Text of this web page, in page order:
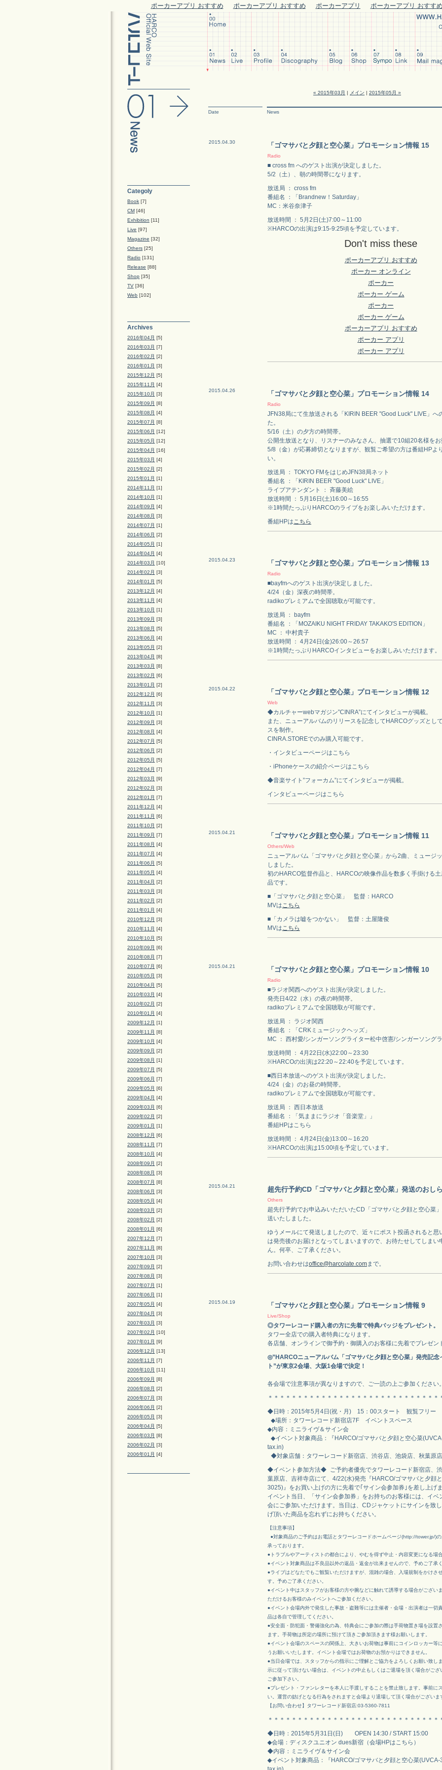
ポーカーアプリ おすすめ ポーカーアプリ おすすめ ポーカーアプリ ポーカーアプリ おすすめ
Categoly
Book [7]
CM [46]
Exhibition [11]
Live [97]
Magazine [32]
Others [25]
Radio [131]
Release [88]
Shop [35]
TV [36]
Web [102]
Archives
2016年04月 [5]
2016年03月 [7]
2016年02月 [2]
2016年01月 [3]
2015年12月 [5]
2015年11月 [4]
2015年10月 [3]
2015年09月 [8]
2015年08月 [4]
2015年07月 [8]
2015年06月 [12]
2015年05月 [12]
2015年04月 [16]
2015年03月 [4]
2015年02月 [2]
2015年01月 [1]
2014年11月 [1]
2014年10月 [1]
2014年09月 [4]
2014年08月 [3]
2014年07月 [1]
2014年06月 [2]
2014年05月 [1]
2014年04月 [4]
2014年03月 [10]
2014年02月 [3]
2014年01月 [5]
2013年12月 [4]
2013年11月 [4]
2013年10月 [1]
2013年09月 [3]
2013年08月 [5]
2013年06月 [4]
2013年05月 [2]
2013年04月 [8]
2013年03月 [8]
2013年02月 [6]
2013年01月 [2]
2012年12月 [6]
2012年11月 [3]
2012年10月 [1]
2012年09月 [3]
2012年08月 [4]
2012年07月 [5]
2012年06月 [2]
2012年05月 [5]
2012年04月 [7]
2012年03月 [9]
2012年02月 [3]
2012年01月 [7]
2011年12月 [4]
2011年11月 [6]
2011年10月 [2]
2011年09月 [7]
2011年08月 [4]
2011年07月 [4]
2011年06月 [5]
2011年05月 [4]
2011年04月 [2]
2011年03月 [3]
2011年02月 [2]
2011年01月 [4]
2010年12月 [3]
2010年11月 [4]
2010年10月 [5]
2010年09月 [6]
2010年08月 [7]
2010年07月 [6]
2010年05月 [3]
2010年04月 [5]
2010年03月 [4]
2010年02月 [2]
2010年01月 [4]
2009年12月 [1]
2009年11月 [8]
2009年10月 [4]
2009年09月 [2]
2009年08月 [1]
2009年07月 [5]
2009年06月 [7]
2009年05月 [6]
2009年04月 [4]
2009年03月 [6]
2009年02月 [2]
2009年01月 [1]
2008年12月 [6]
2008年11月 [7]
2008年10月 [4]
2008年09月 [2]
2008年08月 [3]
2008年07月 [8]
2008年06月 [3]
2008年05月 [4]
2008年03月 [2]
2008年02月 [2]
2008年01月 [6]
2007年12月 [7]
2007年11月 [8]
2007年10月 [3]
2007年09月 [2]
2007年08月 [3]
2007年07月 [1]
2007年06月 [1]
2007年05月 [4]
2007年04月 [3]
2007年03月 [3]
2007年02月 [10]
2007年01月 [9]
2006年12月 [13]
2006年11月 [7]
2006年10月 [11]
2006年09月 [8]
2006年08月 [2]
2006年07月 [3]
2006年06月 [2]
2006年05月 [3]
2006年04月 [5]
2006年03月 [8]
2006年02月 [3]
2006年01月 [4]
« 2015年03月 | メイン | 2015年05月 »
Date News
2015.04.30 「ゴマサバと夕顔と空心菜」プロモーション情報 15
Radio
■ cross fm へのゲスト出演が決定しました。
5/2（土）、朝の時間帯になります。
放送局 ： cross fm
番組名 ：「Brandnew！Saturday」
MC：米谷奈津子
放送時間 ： 5月2日(土)7:00～11:00
※HARCOの出演は9:15-9:25頃を予定しています。
Don't miss these
ポーカーアプリ おすすめ
ポーカー オンライン
ポーカー
ポーカー ゲーム
ポーカー
ポーカー ゲーム
ポーカーアプリ おすすめ
ポーカー アプリ
ポーカー アプリ
2015.04.26 「ゴマサバと夕顔と空心菜」プロモーション情報 14
Radio
JFN38局にて生放送される「KIRIN BEER "Good Luck" LIVE」へ
た。
5/16（土）の夕方の時間帯。
公開生放送となり、リスナーのみなさん、抽選で10組20名様をお
5/8（金）が応募締切となりますが、観覧ご希望の方は番組HPよ
い。
放送局 ： TOKYO FMをはじめJFN38局ネット
番組名 ：「KIRIN BEER "Good Luck" LIVE」
ライブアテンダント ： 斉藤美絵
放送時間 ： 5月16日(土)16:00～16:55
※1時間たっぷりHARCOのライブをお楽しみいただけます。
番組HPはこちら
2015.04.23 「ゴマサバと夕顔と空心菜」プロモーション情報 13
Radio
■bayfmへのゲスト出演が決定しました。
4/24（金）深夜の時間帯。
radikoプレミアムで全国聴取が可能です。
放送局 ： bayfm
番組名 ：「MOZAIKU NIGHT FRIDAY TAKAKO'S EDITION」
MC ： 中村貴子
放送時間 ： 4月24日(金)26:00～26:57
※1時間たっぷりHARCOインタビューをお楽しみいただけます。
2015.04.22 「ゴマサバと夕顔と空心菜」プロモーション情報 12
Web
◆カルチャーwebマガジン”CINRA”にてインタビューが掲載。
また、ニューアルバムのリリースを記念してHARCOグッズとし
スを制作。
CINRA.STOREでのみ購入可能です。
・インタビューページはこちら
・iPhoneケースの紹介ページはこちら
◆音楽サイト”フォーカム”にてインタビューが掲載。
インタビューページはこちら
2015.04.21 「ゴマサバと夕顔と空心菜」プロモーション情報 11
Others/Web
ニューアルバム「ゴマサバと夕顔と空心菜」から2曲、ミュージ
しました。
初のHARCO監督作品と、HARCOの映像作品を数多く手掛ける
品です。
■「ゴマサバと夕顔と空心菜」 監督：HARCO
MVはこちら
■「カメラは嘘をつかない」 監督：土屋隆俊
MVはこちら
2015.04.21 「ゴマサバと夕顔と空心菜」プロモーション情報 10
Radio
■ラジオ関西へのゲスト出演が決定しました。
発売日4/22（水）の夜の時間帯。
radikoプレミアムで全国聴取が可能です。
放送局 ： ラジオ関西
番組名 ：「CRKミュージックヘッズ」
MC ： 西村愛/シンガーソングライター松中啓憲/シンガーソン
放送時間 ： 4月22日(水)22:00～23:30
※HARCOの出演は22:20～22:40を予定しています。
■西日本放送へのゲスト出演が決定しました。
4/24（金）のお昼の時間帯。
radikoプレミアムで全国聴取が可能です。
放送局 ： 西日本放送
番組名 ：「気ままにラジオ「音楽堂」」
番組HPはこちら
放送時間 ： 4月24日(金)13:00～16:20
※HARCOの出演は15:00頃を予定しています。
2015.04.21 超先行予約CD「ゴマサバと夕顔と空心菜」発送のおし
Others
超先行予約でお申込みいただいたCD「ゴマサバと夕顔と空心菜
送いたしました。
ゆうメールにて発送しましたので、近々にポスト投函されると思
は発売後のお届けとなってしまいますので、お待たせしてしまい
ん。何卒、ご了承ください。
お問い合わせはoffice@harcolate.comまで。
2015.04.19 「ゴマサバと夕顔と空心菜」プロモーション情報 9
Live/Shop
◎タワーレコード購入者の方に先着で特典バッジをプレゼント。
タワー全店での購入者特典になります。
各店舗、オンラインで御予約・御購入のお客様に先着でプレゼン
◎”HARCOニューアルバム「ゴマサバと夕顔と空心菜」発売記念
ト”が東京2会場、大阪1会場で決定！
各会場で注意事項が異なりますので、ご一読の上ご参加ください。
＊＊＊＊＊＊＊＊＊＊＊＊＊＊＊＊＊＊＊＊＊＊＊＊＊＊＊＊＊
◆日時：2015年5月4日(祝・月) 15：00スタート 観覧フリー
◆場所：タワーレコード新宿店7F イベントスペース
◆内容：ミニライヴ＆サイン会
◆イベント対象商品：『HARCO/ゴマサバと夕顔と空心菜
tax.in)
◆対象店舗：タワーレコード新宿店、渋谷店、池袋店、秋葉原
◆イベント参加方法◆ ご予約者優先でタワーレコード新宿店、
葉原店、吉祥寺店にて、4/22(水)発売『HARCO/ゴマサバと夕顔
3025)』をお買い上げの方に先着で｢サイン会参加券｣を差し上げま
イベント当日、「サイン会参加券」をお持ちのお客様には、イベ
会にご参加いただけます。当日は、CDジャケットにサインを致
げ頂いた商品を忘れずにお持ちください。
【注意事項】
●対象商品のご予約はお電話とタワーレコードホームページ(http://tower.jp/)
承っております。
●トラブルやアーティストの都合により、やむを得ず中止・内容変更になる場
●イベント対象商品は不良品以外の返品・返金が出来ませんので、予めご了承く
●ライブはどなたでもご観覧いただけますが、混雑の場合、入場規制をかけさ
す。予めご了承ください。
●イベント中はスタッフがお客様の方や腕などに触れて誘導する場合がござい
ただけるお客様のみイベントへご参加ください。
●イベント会場内外で発生した事故・盗難等には主催者・会場・出演者は一切
品は各自で管理してください。
●安全面・防犯面・警備強化の為、特典会にご参加の際は手荷物置き場を設置
ます。手荷物は所定の場所に預けて頂きご参加頂きます様お願いします。
●イベント会場のスペースの関係上、大きいお荷物は事前にコインロッカー等
うお願いいたします。イベント会場ではお荷物のお預かりはできません。
●当日会場では、スタッフからの指示にご理解とご協力をよろしくお願い致し
示に従って頂けない場合は、イベントの中止もしくはご退場を頂く場合がござ
ご参加下さい。
●プレゼント・ファンレターを本人に手渡しすることを禁止致します。事前に
い。運営の妨げとなる行為をされますと会場より退場して頂く場合がございま
【お問い合わせ】タワーレコード新宿店:03-5360-7811
＊＊＊＊＊＊＊＊＊＊＊＊＊＊＊＊＊＊＊＊＊＊＊＊＊＊＊＊＊
◆日時：2015年5月31日(日) OPEN 14:30 / START 15:00
◆会場：ディスクユニオン dues新宿（会場HPはこちら）
◆内容：ミニライヴ＆サイン会
◆イベント対象商品：『HARCO/ゴマサバと夕顔と空心菜